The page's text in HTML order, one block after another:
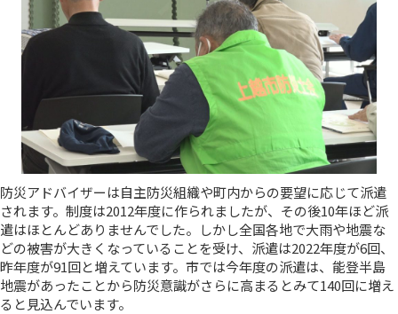
防災アドバイザーは自主防災組織や町内からの要望に応じて派遣
されます。制度は2012年度に作られましたが、その後10年ほど派
遣はほとんどありませんでした。しかし全国各地で大雨や地震な
どの被害が大きくなっていることを受け、派遣は2022年度が6回、
昨年度が91回と増えています。市では今年度の派遣は、能登半島
地震があったことから防災意識がさらに高まるとみて140回に増え
ると見込んでいます。